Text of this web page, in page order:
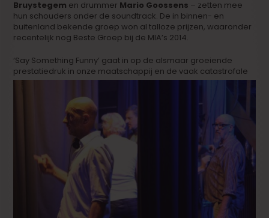
Bruystegem en drummer Mario Goossens – zetten mee
hun schouders onder de soundtrack. De in binnen- en
buitenland bekende groep won al talloze prijzen, waaronder
recentelijk nog Beste Groep bij de MIA’s 2014.
‘Say Something Funny’ gaat in op de alsmaar groeiende
prestatiedruk in onze maatschappij en de vaak catastrofale